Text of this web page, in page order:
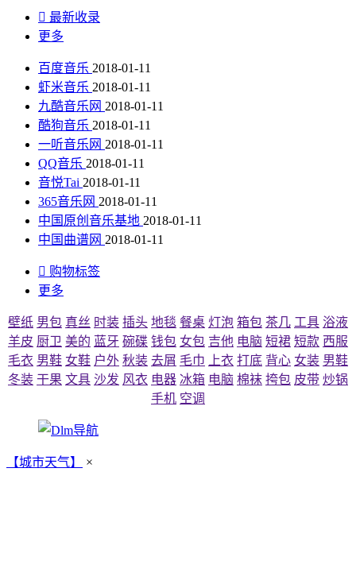
 最新收录
更多
百度音乐 2018-01-11
虾米音乐 2018-01-11
九酷音乐网 2018-01-11
酷狗音乐 2018-01-11
一听音乐网 2018-01-11
QQ音乐 2018-01-11
音悦Tai 2018-01-11
365音乐网 2018-01-11
中国原创音乐基地 2018-01-11
中国曲谱网 2018-01-11
 购物标签
更多
壁纸 男包 真丝 时装 插头 地毯 餐桌 灯泡 箱包 茶几 工具 浴液
羊皮 厨卫 美的 蓝牙 碗碟 钱包 女包 吉他 电脑 短裙 短款 西服
毛衣 男鞋 女鞋 户外 秋装 去屑 毛巾 上衣 打底 背心 女装 男鞋
冬装 干果 文具 沙发 风衣 电器 冰箱 电脑 棉袜 挎包 皮带 炒锅
手机 空调
【城市天气】 ×